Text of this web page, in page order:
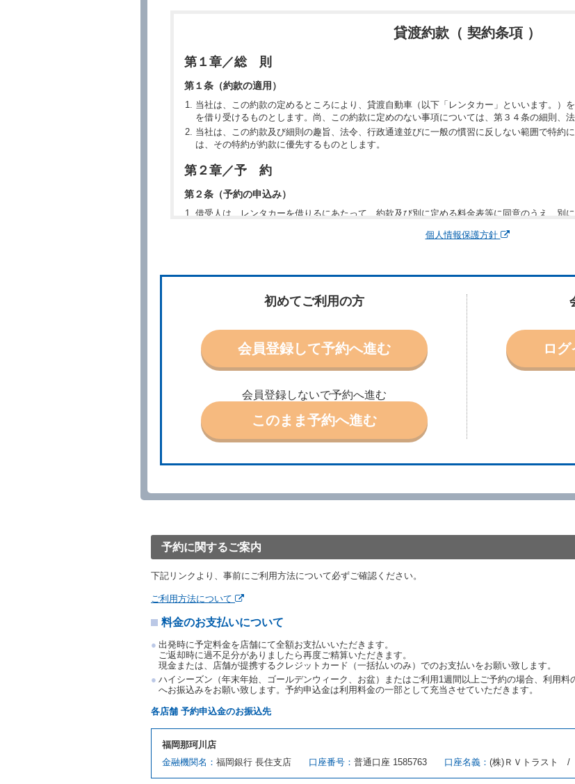
貸渡約款（ 契約条項 ）
第１章／総 則
第１条（約款の適用）
当社は、この約款の定めるところにより、貸渡自動車（以下「レンタカー」といいます。）
を借り受けるものとします。尚、この約款に定めのない事項については、第３４条の細則、
当社は、この約款及び細則の趣旨、法令、行政通達並びに一般の慣習に反しない範囲で特約
は、その特約が約款に優先するものとします。
第２章／予 約
第２条（予約の申込み）
借受人は、レンタカーを借りるにあたって、約款及び別に定める料金表等に同意のうえ、別
予約の申込みを行うことができます。なお、当社は、電話連絡並びに電子メールによる予約
場合、借受人は、当社が特に認める場合を除き、別に定める予約申込金を支払うものとしま
第３条（予約の変更）
借受人は、前条第１項の借受条件を変更しようとするときは、あらかじめ当社の承諾を受け
第４条（予約の取消し等）
借受人は、別に定める方法により予約を取り消すことができます。
借受人が、借受人の都合により予約した借受開始時刻を１時間以上経過してもレンタカー貸
結手続きに着手しなかったときは、予約が取り消されたものとします。
前２項の場合、借受人は、別に定めるところにより予約取消手数料を当社に支払うものとし
ったときは、受領済の予約申込金を借受人に返還するものとします。
当社の都合により、予約が取り消されたとき、又は貸渡契約が締結されなかったときは、当
ます。
きは、予約は取り消されたものとします。この場合、当社は受領済の予約申込金を返還する
当社は、借受人から予約のあった車種クラスのレンタカーを貸し渡すことができないときは
渡すものとします。なお、代替レンタカーの貸渡料金が予約された車種クラスの貸渡料金よ
渡料金によるものとし、予約された車種クラスの貸渡料金より低くなるときは、当該代替レ
借受人は、第１項の代替レンタカーの貸渡しの申入れを拒絶し、予約を取り消すことができる
前項の場合、第１項の貸渡しをすることができない原因が、当社の責に帰する事由によると
第３項の場合、第１項の貸渡しをすることができない原因が、当社の責に帰さない事由によ
第６条（免責）
当社及び借受人は、予約が取り消され、又は貸渡契約が締結されなかったことについて、第
何らの請求をしないものとします。
第３章／貸 渡 し
ます。ただし、貸し渡すことができるレンタカーがない場合又は借受人若しくは運転者が第
該当する場合を除きます。
個人情報保護方針
初めてご利用の方
会員登録して予約へ進む
会員登録しないで予約へ進む
このまま予約へ進む
ロ
予約に関するご案内
下記リンクより、事前にご利用方法について必ずご確認ください。
ご利用方法について
料金のお支払いについて
出発時に予定料金を店舗にて全額お支払いいただきます。
ご返却時に過不足分がありましたら再度ご精算いただきます。
現金または、店舗が提携するクレジットカード（一括払いのみ）でのお支払いをお願い致します。
ハイシーズン（年末年始、ゴールデンウィーク、お盆）またはご利用1週間以上ご予約の場合、利用
へお振込みをお願い致します。予約申込金は利用料金の一部として充当させていただきます。
各店舗 予約申込金のお振込先
福岡那珂川店
金融機関名： 福岡銀行 長住支店 口座番号： 普通口座 1585763 口座名義： (株)ＲＶトラスト /